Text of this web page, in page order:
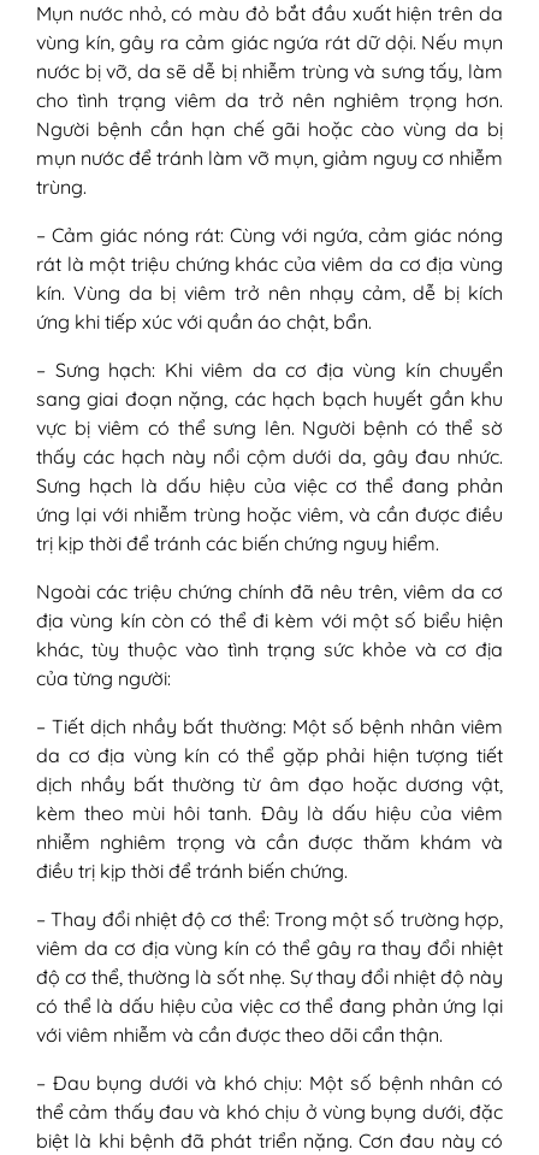
Mụn nước nhỏ, có màu đỏ bắt đầu xuất hiện trên da
vùng kín, gây ra cảm giác ngứa rát dữ dội. Nếu mụn
nước bị vỡ, da sẽ dễ bị nhiễm trùng và sưng tấy, làm
cho tình trạng viêm da trở nên nghiêm trọng hơn.
Người bệnh cần hạn chế gãi hoặc cào vùng da bị
mụn nước để tránh làm vỡ mụn, giảm nguy cơ nhiễm
trùng.
– Cảm giác nóng rát: Cùng với ngứa, cảm giác nóng
rát là một triệu chứng khác của viêm da cơ địa vùng
kín. Vùng da bị viêm trở nên nhạy cảm, dễ bị kích
ứng khi tiếp xúc với quần áo chật, bẩn.
– Sưng hạch: Khi viêm da cơ địa vùng kín chuyển
sang giai đoạn nặng, các hạch bạch huyết gần khu
vực bị viêm có thể sưng lên. Người bệnh có thể sờ
thấy các hạch này nổi cộm dưới da, gây đau nhức.
Sưng hạch là dấu hiệu của việc cơ thể đang phản
ứng lại với nhiễm trùng hoặc viêm, và cần được điều
trị kịp thời để tránh các biến chứng nguy hiểm.
Ngoài các triệu chứng chính đã nêu trên, viêm da cơ
địa vùng kín còn có thể đi kèm với một số biểu hiện
khác, tùy thuộc vào tình trạng sức khỏe và cơ địa
của từng người:
– Tiết dịch nhầy bất thường: Một số bệnh nhân viêm
da cơ địa vùng kín có thể gặp phải hiện tượng tiết
dịch nhầy bất thường từ âm đạo hoặc dương vật,
kèm theo mùi hôi tanh. Đây là dấu hiệu của viêm
nhiễm nghiêm trọng và cần được thăm khám và
điều trị kịp thời để tránh biến chứng.
– Thay đổi nhiệt độ cơ thể: Trong một số trường hợp,
viêm da cơ địa vùng kín có thể gây ra thay đổi nhiệt
độ cơ thể, thường là sốt nhẹ. Sự thay đổi nhiệt độ này
có thể là dấu hiệu của việc cơ thể đang phản ứng lại
với viêm nhiễm và cần được theo dõi cẩn thận.
– Đau bụng dưới và khó chịu: Một số bệnh nhân có
thể cảm thấy đau và khó chịu ở vùng bụng dưới, đặc
biệt là khi bệnh đã phát triển nặng. Cơn đau này có